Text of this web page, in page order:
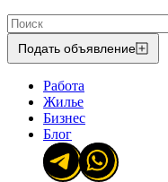
Подать объявление
Работа
Жилье
Бизнес
Блог